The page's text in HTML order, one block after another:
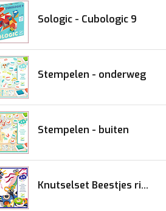
Sologic - Cubologic 9
Stempelen - onderweg
Stempelen - buiten
Knutselset Beestjes ri...